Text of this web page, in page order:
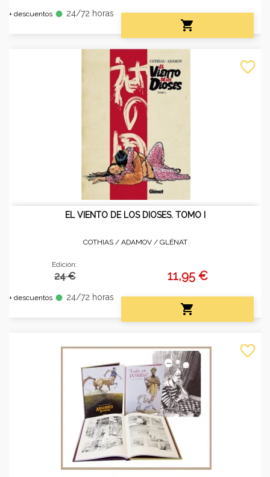
+ descuentos fiber_manual_record 24/72 horas

EL VIENTO DE LOS DIOSES. TOMO I
COTHIAS / ADAMOV / GLÉNAT
Edición:
24 €
+ descuentos fiber_manual_record 24/72 horas
11,95 €

favorite_border
favorite_border